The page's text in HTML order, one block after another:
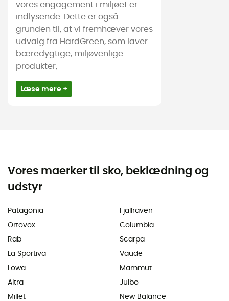
vores engagement i miljøet er
indlysende. Dette er også
grunden til, at vi fremhæver vores
udvalg fra HardGreen, som laver
bæredygtige, miljøvenlige
produkter,
Læse mere +
Vores maerker til sko, beklædning og
udstyr
Patagonia
Ortovox
Rab
La Sportiva
Lowa
Altra
Millet
Fjällräven
Columbia
Scarpa
Vaude
Mammut
Julbo
New Balance